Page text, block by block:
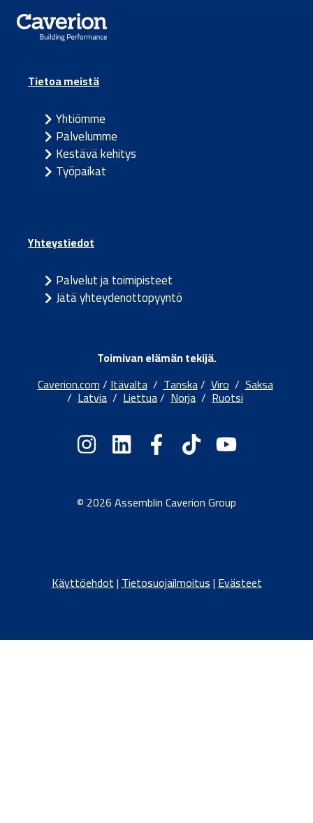
Tietoa meistä
Yhtiömme
Palvelumme
Kestävä kehitys
Työpaikat
Yhteystiedot
Palvelut ja toimipisteet
Jätä yhteydenottopyyntö
Toimivan elämän tekijä.
Caverion.com/Itävalta/Tanska/Viro/Saksa
/ Latvia / Liettua/ Norja / Ruotsi
© 2026 Assemblin Caverion Group
Käyttöehdot|Tietosuojailmoitus|Evästeet